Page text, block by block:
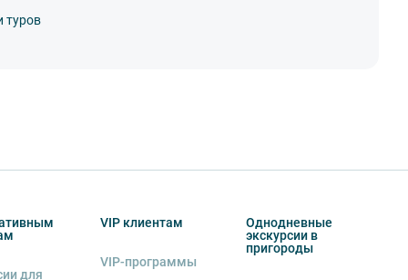
туров
для
VIP клиентам
VIP-программы
Однодневные
экскурсии в
пригороды